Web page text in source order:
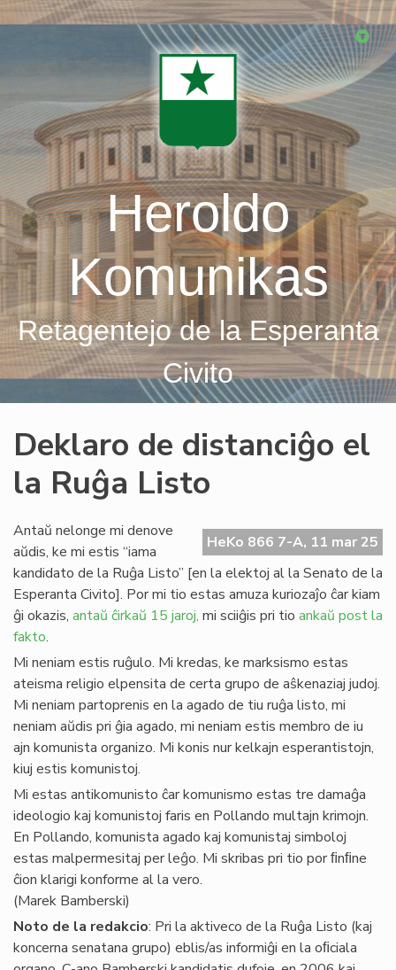
Skip
Heroldo
Komunikas
Retagentejo de la Esperanta
Civito
Deklaro de distanciĝo el
la Ruĝa Listo
HeKo 866 7-A, 11 mar 25
Antaŭ nelonge mi denove
aŭdis, ke mi estis “iama
kandidato de la Ruĝa Listo” [en la elektoj al la Senato de la
Esperanta Civito]. Por mi tio estas amuza kuriozaĵo ĉar kiam
ĝi okazis, antaŭ ĉirkaŭ 15 jaroj, mi sciiĝis pri tio ankaŭ post la
fakto.
Mi neniam estis ruĝulo. Mi kredas, ke marksismo estas
ateisma religio elpensita de certa grupo de aŝkenaziaj judoj.
Mi neniam partoprenis en la agado de tiu ruĝa listo, mi
neniam aŭdis pri ĝia agado, mi neniam estis membro de iu
ajn komunista organizo. Mi konis nur kelkajn esperantistojn,
kiuj estis komunistoj.
Mi estas antikomunisto ĉar komunismo estas tre damaĝa
ideologio kaj komunistoj faris en Pollando multajn krimojn.
En Pollando, komunista agado kaj komunistaj simboloj
estas malpermesitaj per leĝo. Mi skribas pri tio por ﬁnﬁne
ĉion klarigi konforme al la vero.
(Marek Bamberski)
Noto de la redakcio: Pri la aktiveco de la Ruĝa Listo (kaj
koncerna senatana grupo) eblis/as informiĝi en la oﬁciala